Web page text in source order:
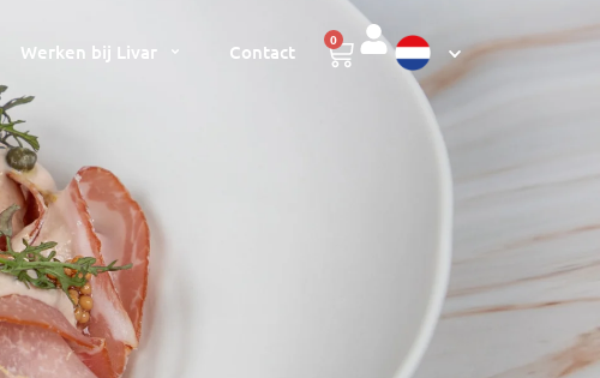
Werken bij Livar Contact
0